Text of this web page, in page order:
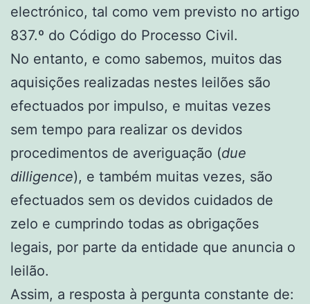
electrónico, tal como vem previsto no artigo
837.º do Código do Processo Civil.
No entanto, e como sabemos, muitos das
aquisições realizadas nestes leilões são
efectuados por impulso, e muitas vezes
sem tempo para realizar os devidos
procedimentos de averiguação (due
dilligence), e também muitas vezes, são
efectuados sem os devidos cuidados de
zelo e cumprindo todas as obrigações
legais, por parte da entidade que anuncia o
leilão.
Assim, a resposta à pergunta constante de: